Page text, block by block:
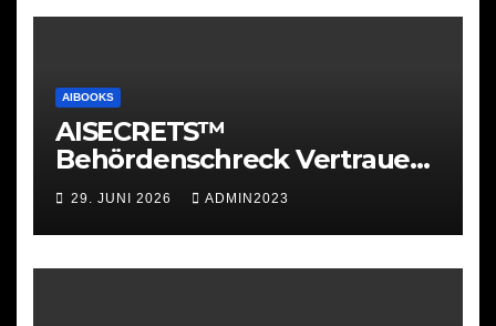
AIBOOKS
AISECRETS™
Behördenschreck Vertrauen.
Struktur. Unterstützung.
29. JUNI 2026 ADMIN2023